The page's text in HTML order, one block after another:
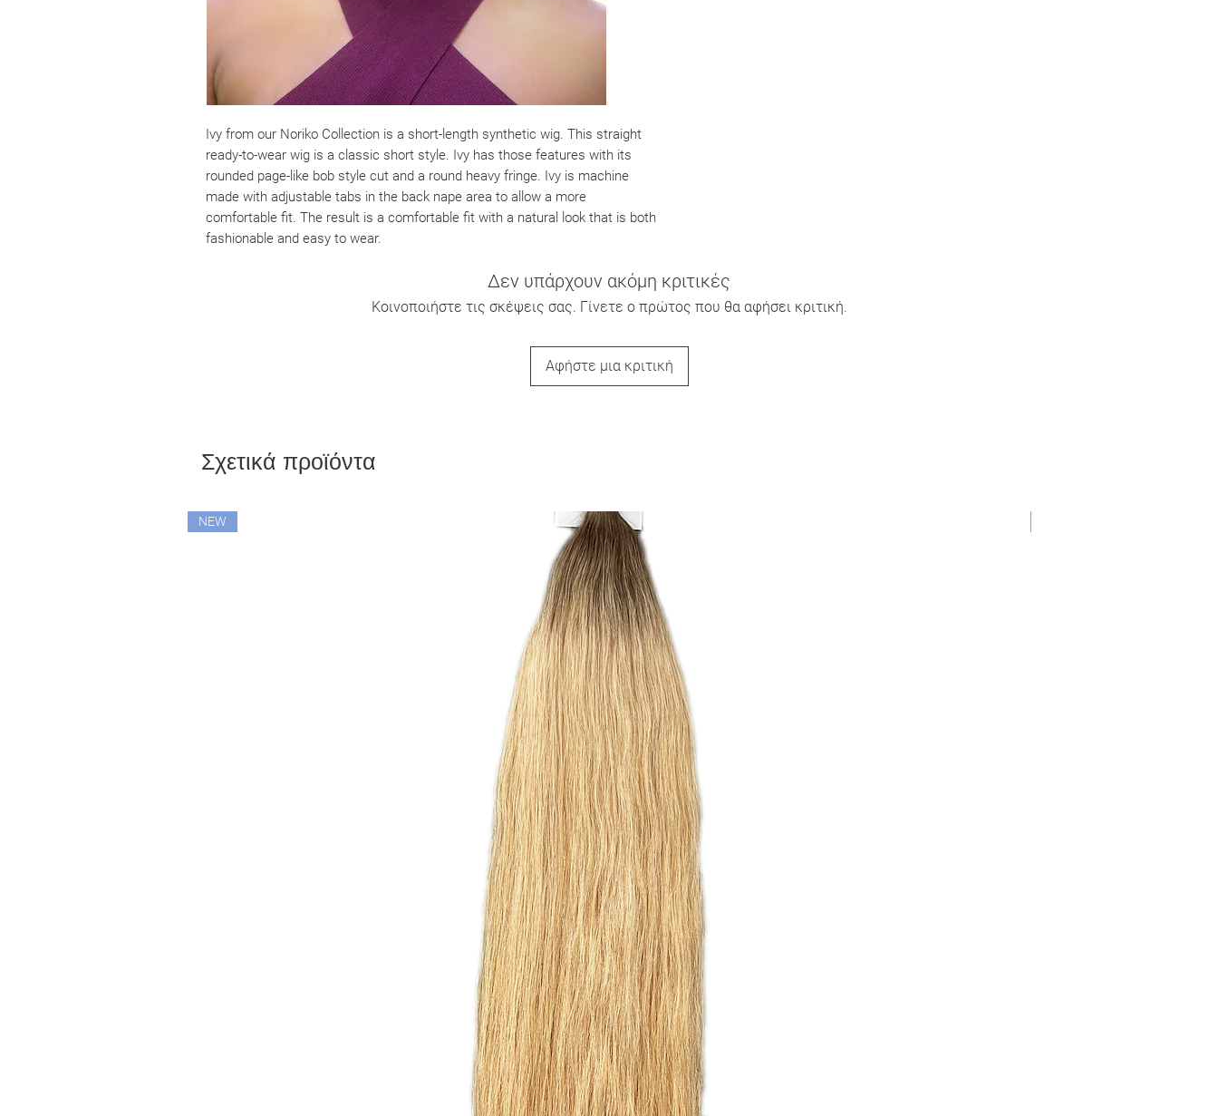
Ivy from our Noriko Collection is a short-length synthetic wig. This straight
ready-to-wear wig is a classic short style. Ivy has those features with its
rounded page-like bob style cut and a round heavy fringe. Ivy is machine
made with adjustable tabs in the back nape area to allow a more
comfortable fit. The result is a comfortable fit with a natural look that is both
fashionable and easy to wear.
Δεν υπάρχουν ακόμη κριτικές
Κοινοποιήστε τις σκέψεις σας. Γίνετε ο πρώτος που θα αφήσει κριτική.
Αφήστε μια κριτική
Σχετικά προϊόντα
NEW